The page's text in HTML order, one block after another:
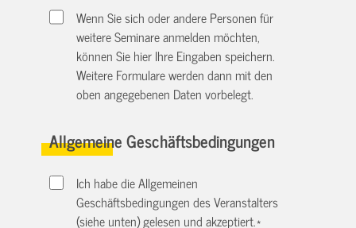
Wenn Sie sich oder andere Personen für
weitere Seminare anmelden möchten,
können Sie hier Ihre Eingaben speichern.
Weitere Formulare werden dann mit den
oben angegebenen Daten vorbelegt.
Allgemeine Geschäftsbedingungen
Ich habe die Allgemeinen
Geschäftsbedingungen des Veranstalters
(siehe unten) gelesen und akzeptiert.*